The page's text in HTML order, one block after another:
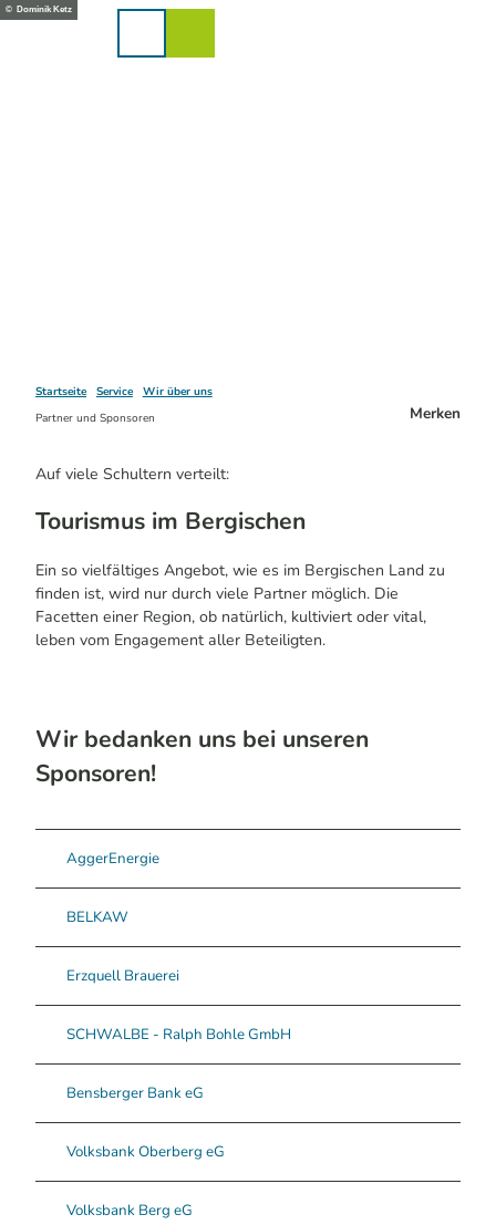
Z© Dominik Ketz
Startseite Service
Wir über uns
Partner und Sponsoren
Merken
Auf viele Schultern verteilt:
Tourismus im Bergischen
Ein so vielfältiges Angebot, wie es im Bergischen Land zu
finden ist, wird nur durch viele Partner möglich. Die
Facetten einer Region, ob natürlich, kultiviert oder vital,
leben vom Engagement aller Beteiligten.
Wir bedanken uns bei unseren
Sponsoren!
AggerEnergie
BELKAW
Erzquell Brauerei
SCHWALBE - Ralph Bohle GmbH
Bensberger Bank eG
Volksbank Oberberg eG
Volksbank Berg eG